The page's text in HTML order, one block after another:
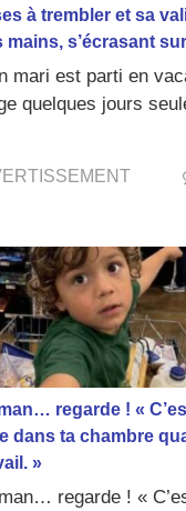
à trembler et sa
mains, s’écrasant
mari est parti en
quelques jours
regarde ! «
dans ta chambre
»
regarde ! «